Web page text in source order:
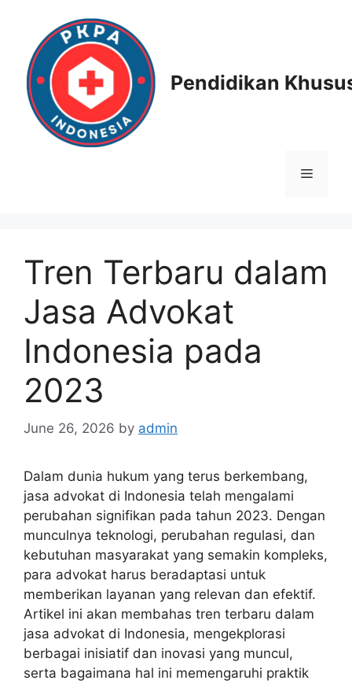
content
Pendidikan
Menu
Tren Terbaru dalam
Jasa Advokat
Indonesia pada
2023
June 26, 2026 by admin
Dalam dunia hukum yang terus berkembang,
jasa advokat di Indonesia telah mengalami
perubahan signifikan pada tahun 2023. Dengan
munculnya teknologi, perubahan regulasi, dan
kebutuhan masyarakat yang semakin kompleks,
para advokat harus beradaptasi untuk
memberikan layanan yang relevan dan efektif.
Artikel ini akan membahas tren terbaru dalam
jasa advokat di Indonesia, mengekplorasi
berbagai inisiatif dan inovasi yang muncul,
serta bagaimana hal ini memengaruhi praktik